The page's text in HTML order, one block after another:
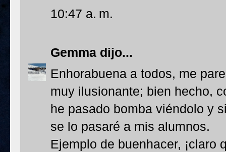
10:47 a. m.
Gemma dijo...
Enhorabuena a todos, me
muy ilusionante; bien hecho,
he pasado bomba viéndolo y
se lo pasaré a mis alumnos.
Ejemplo de buenhacer, ¡claro